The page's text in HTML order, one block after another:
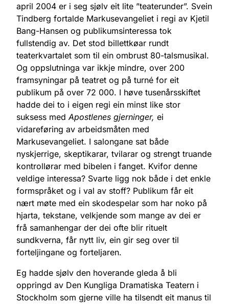
april 2004 er i seg sjølv eit lite ”teaterunder”. Svein
Tindberg fortalde Markusevangeliet i regi av Kjetil
Bang-Hansen og publikumsinteressa tok
fullstendig av. Det stod billettkøar rundt
teaterkvartalet som til ein ombrust 80-talsmusikal.
Og oppslutninga var ikkje mindre, over 200
framsyningar på teatret og på turné for eit
publikum på over 72 000. I høve tusenårsskiftet
hadde dei to i eigen regi ein minst like stor
suksess medApostlenes gjerninger, ei
vidareføring av arbeidsmåten med
Markusevangeliet. I salongane sat både
nyskjerrige, skeptikarar, tvilarar og strengt truande
kontrollørar med bibelen i fanget. Kvifor denne
veldige interessa? Svarte ligg nok både i det enkle
formspråket og i val av stoff? Publikum får eit
nært møte med ein skodespelar som har noko på
hjarta, tekstane, velkjende som mange av dei er
frå samanhengar der dei ofte blir rituelt
sundkverna, får nytt liv, ein gir seg over til
forteljingane og forteljaren.
Eg hadde sjølv den hoverande gleda å bli
oppringd av Den Kungliga Dramatiska Teatern i
Stockholm som gjerne ville ha tilsendt eit manus til